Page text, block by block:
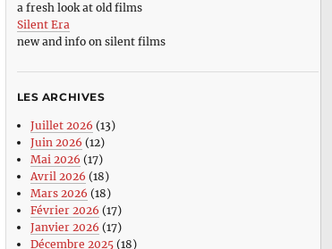
a fresh look at old films
Silent Era
new and info on silent films
LES ARCHIVES
Juillet 2026 (13)
Juin 2026 (12)
Mai 2026 (17)
Avril 2026 (18)
Mars 2026 (18)
Février 2026 (17)
Janvier 2026 (17)
Décembre 2025(18)